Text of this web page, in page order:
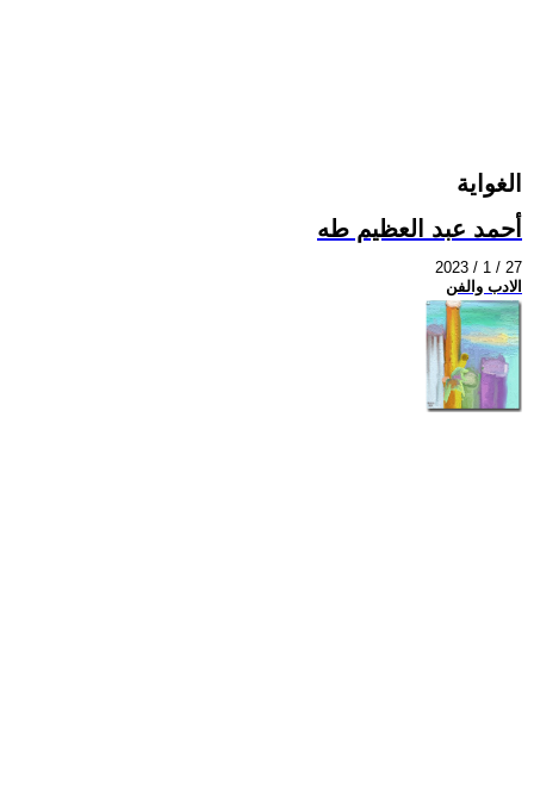
الغواية
أحمد عبد العظيم طه
2023 / 1 / 27
الادب والفن